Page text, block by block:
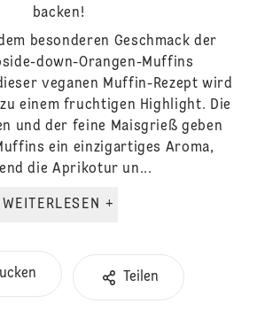
backen!
besonderen Geschmack der
down-Orangen-Muffins
veganen Muffin-Rezept wird
einem fruchtigen Highlight. Die
und der feine Maisgrieß geben
ein einzigartiges Aroma,
die Aprikotur un...
WEITERLESEN +
Teilen